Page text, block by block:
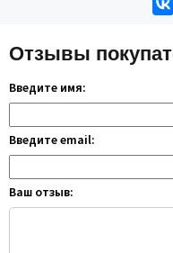
Отзывы
Введите имя:
Введите email:
Ваш отзыв: